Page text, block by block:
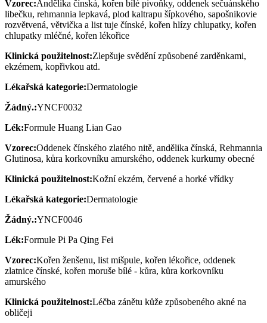
Vzorec:Andělika čínská, kořen bílé pivoňky, oddenek sečuánského
libečku, rehmannia lepkavá, plod kaltrapu šípkového, sapošnikovie
rozvětvená, větvička a list tuje čínské, kořen hlízy chlupatky, kořen
chlupatky mléčné, kořen lékořice
Klinická použitelnost:Zlepšuje svědění způsobené zarděnkami,
ekzémem, kopřivkou atd.
Lékařská kategorie:Dermatologie
Žádný.:YNCF0032
Lék:Formule Huang Lian Gao
Vzorec:Oddenek čínského zlatého nitě, andělika čínská, Rehmannia
Glutinosa, kůra korkovníku amurského, oddenek kurkumy obecné
Klinická použitelnost:Kožní ekzém, červené a horké vřídky
Lékařská kategorie:Dermatologie
Žádný.:YNCF0046
Lék:Formule Pi Pa Qing Fei
Vzorec:Kořen ženšenu, list mišpule, kořen lékořice, oddenek
zlatnice čínské, kořen moruše bílé - kůra, kůra korkovníku
amurského
Klinická použitelnost:Léčba zánětu kůže způsobeného akné na
obličeji